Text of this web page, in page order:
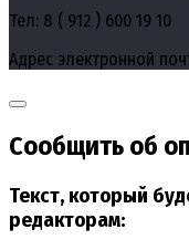
Тел: 8 ( 912 ) 600 19 10
Адрес электронной
Сообщить об
Текст, который
редакторам: